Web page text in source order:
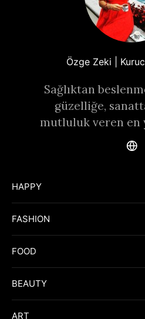
Özge Zeki |
Sağlıktan
güzelliğe,
mutluluk veren en
HAPPY
FASHION
FOOD
BEAUTY
ART